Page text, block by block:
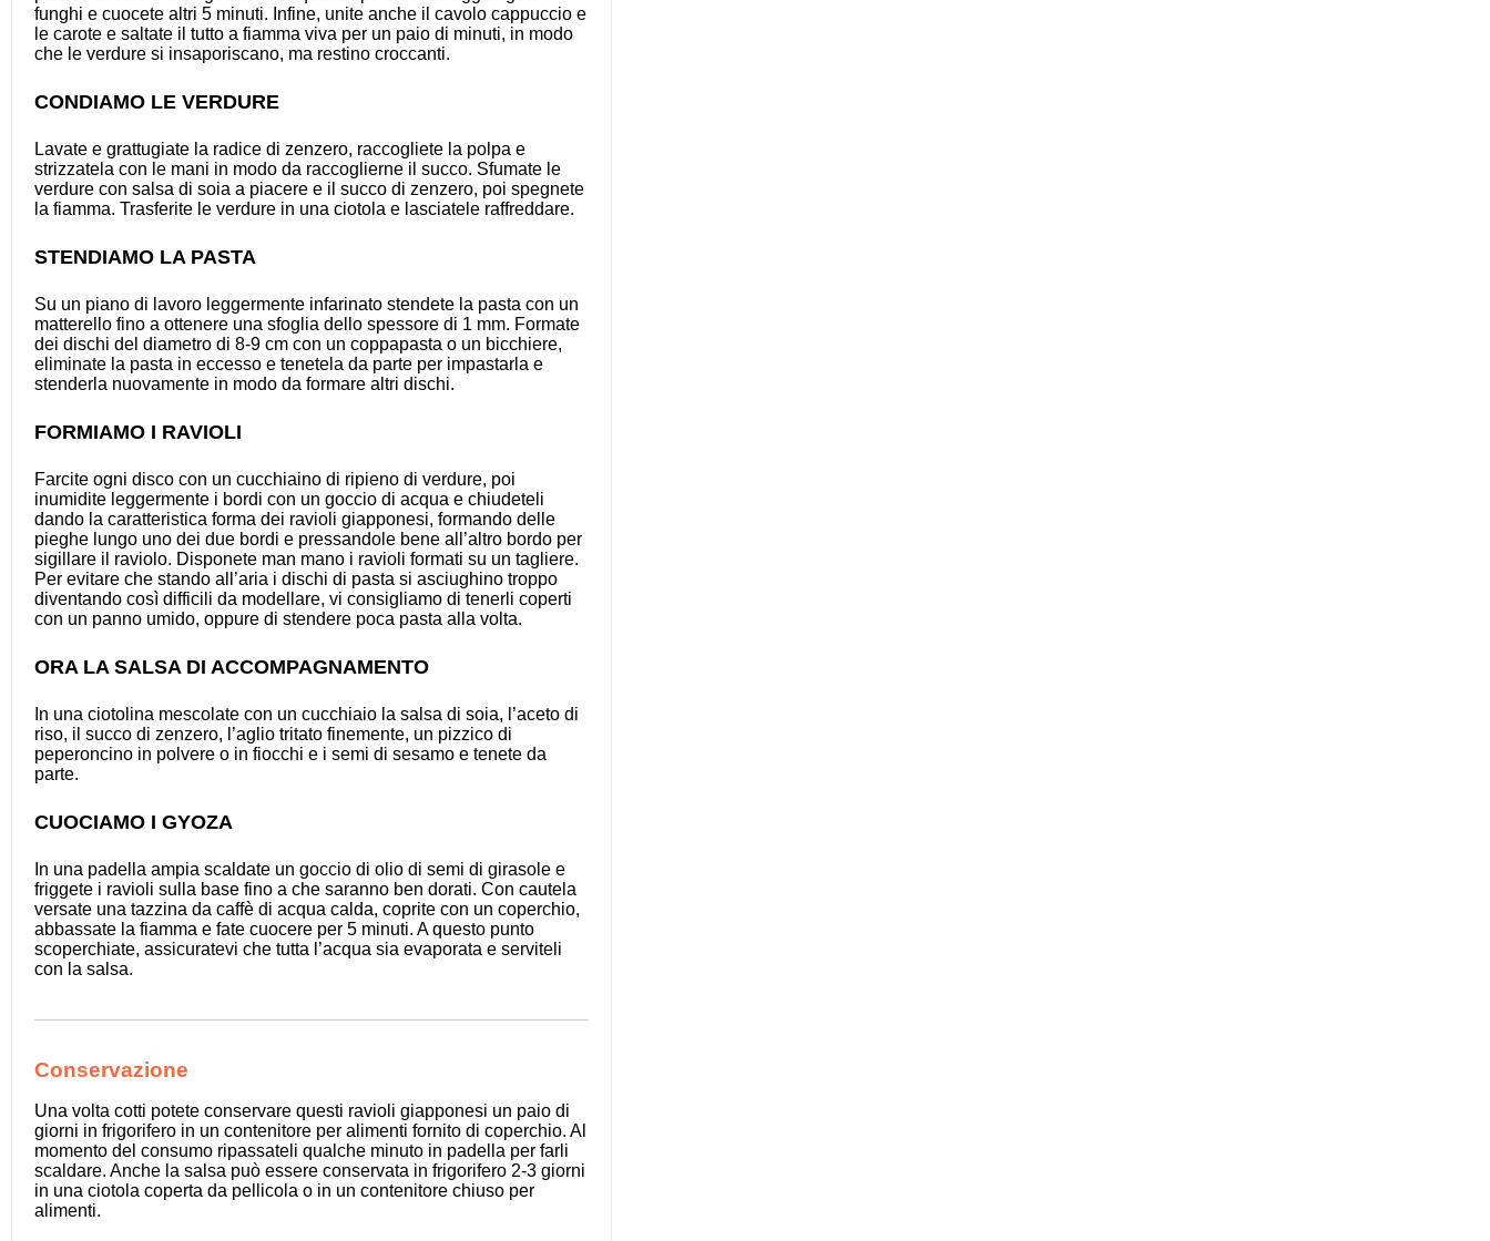
funghi e cuocete altri 5 minuti. Infine, unite anche il cavolo cappuccio e
le carote e saltate il tutto a fiamma viva per un paio di minuti, in modo
che le verdure si insaporiscano, ma restino croccanti.
CONDIAMO LE VERDURE
Lavate e grattugiate la radice di zenzero, raccogliete la polpa e
strizzatela con le mani in modo da raccoglierne il succo. Sfumate le
verdure con salsa di soia a piacere e il succo di zenzero, poi spegnete
la fiamma. Trasferite le verdure in una ciotola e lasciatele raffreddare.
STENDIAMO LA PASTA
Su un piano di lavoro leggermente infarinato stendete la pasta con un
matterello fino a ottenere una sfoglia dello spessore di 1 mm. Formate
dei dischi del diametro di 8-9 cm con un coppapasta o un bicchiere,
eliminate la pasta in eccesso e tenetela da parte per impastarla e
stenderla nuovamente in modo da formare altri dischi.
FORMIAMO I RAVIOLI
Farcite ogni disco con un cucchiaino di ripieno di verdure, poi
inumidite leggermente i bordi con un goccio di acqua e chiudeteli
dando la caratteristica forma dei ravioli giapponesi, formando delle
pieghe lungo uno dei due bordi e pressandole bene all’altro bordo per
sigillare il raviolo. Disponete man mano i ravioli formati su un tagliere.
Per evitare che stando all’aria i dischi di pasta si asciughino troppo
diventando così difficili da modellare, vi consigliamo di tenerli coperti
con un panno umido, oppure di stendere poca pasta alla volta.
ORA LA SALSA DI ACCOMPAGNAMENTO
In una ciotolina mescolate con un cucchiaio la salsa di soia, l’aceto di
riso, il succo di zenzero, l’aglio tritato finemente, un pizzico di
peperoncino in polvere o in fiocchi e i semi di sesamo e tenete da
parte.
CUOCIAMO I GYOZA
In una padella ampia scaldate un goccio di olio di semi di girasole e
friggete i ravioli sulla base fino a che saranno ben dorati. Con cautela
versate una tazzina da caffè di acqua calda, coprite con un coperchio,
abbassate la fiamma e fate cuocere per 5 minuti. A questo punto
scoperchiate, assicuratevi che tutta l’acqua sia evaporata e serviteli
con la salsa.
Conservazione
Una volta cotti potete conservare questi ravioli giapponesi un paio di
giorni in frigorifero in un contenitore per alimenti fornito di coperchio. Al
momento del consumo ripassateli qualche minuto in padella per farli
scaldare. Anche la salsa può essere conservata in frigorifero 2-3 giorni
in una ciotola coperta da pellicola o in un contenitore chiuso per
alimenti.